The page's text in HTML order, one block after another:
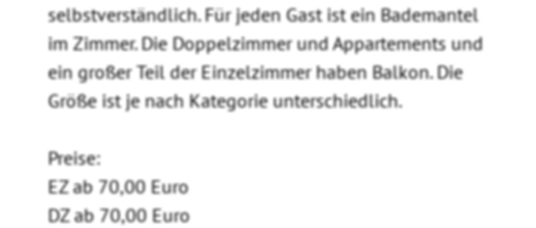
selbstverständlich. Für jeden Gast ist ein Bademantel
im Zimmer. Die Doppelzimmer und Appartements und
ein großer Teil der Einzelzimmer haben Balkon. Die
Größe ist je nach Kategorie unterschiedlich.
Preise:
EZ ab 70,00 Euro
DZ ab 70,00 Euro